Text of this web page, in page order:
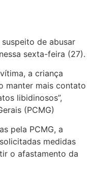
de abusar
sexta-feira (27).
a criança
manter mais contato
libidinosos”,
(PCMG)
pela PCMG, a
medidas
o afastamento da